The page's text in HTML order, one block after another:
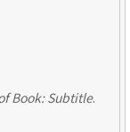
Book: Subtitle.